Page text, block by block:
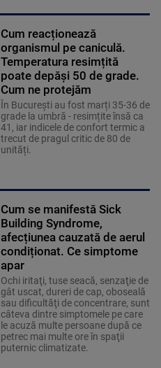
Cum reacționează
organismul pe caniculă.
Temperatura resimțită
poate depăși 50 de grade.
Cum ne protejăm
În București au fost marți 35-36 de
grade la umbră - resimțite însă ca
41, iar indicele de confort termic a
trecut de pragul critic de 80 de
unități.
Cum se manifestă Sick
Building Syndrome,
afecțiunea cauzată de aerul
condiționat. Ce simptome
apar
Ochi iritaţi, tuse seacă, senzaţie de
gât uscat, dureri de cap, oboseală
sau dificultăţi de concentrare, sunt
câteva dintre simptomele pe care
le acuză multe persoane după ce
petrec mai multe ore în spaţii
puternic climatizate.